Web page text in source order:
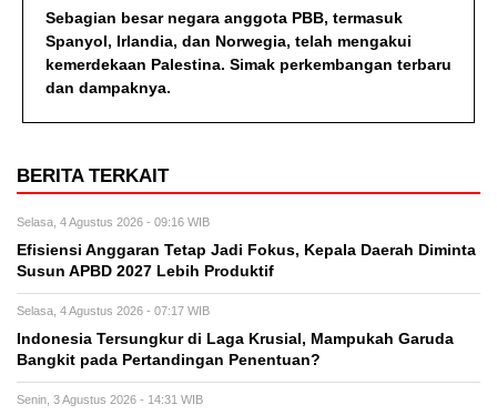
Sebagian besar negara anggota PBB, termasuk
Spanyol, Irlandia, dan Norwegia, telah mengakui
kemerdekaan Palestina. Simak perkembangan terbaru
dan dampaknya.
BERITA TERKAIT
Selasa, 4 Agustus 2026 - 09:16 WIB
Efisiensi Anggaran Tetap Jadi Fokus, Kepala Daerah Diminta
Susun APBD 2027 Lebih Produktif
Selasa, 4 Agustus 2026 - 07:17 WIB
Indonesia Tersungkur di Laga Krusial, Mampukah Garuda
Bangkit pada Pertandingan Penentuan?
Senin, 3 Agustus 2026 - 14:31 WIB